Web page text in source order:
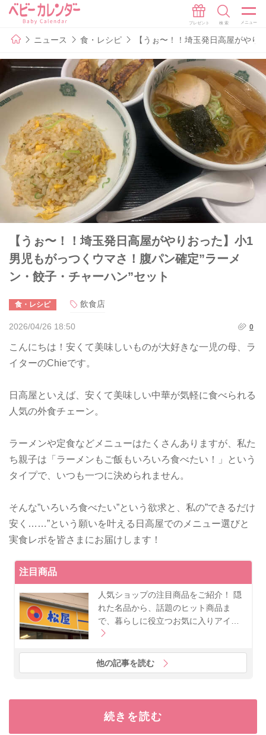
ニュース 食・レシピ 【うぉ〜！！埼玉発日高屋がや
【うぉ〜！！埼玉発日高屋がやりおった】小1
男児もがっつくウマさ！腹パン確定”ラーメ
ン・餃子・チャーハン”セット
食・レシピ 飲食店
2026/04/26 18:50 0
こんにちは！安くて美味しいものが大好きな一児の母、ラ
イターのChieです。
日高屋といえば、安くて美味しい中華が気軽に食べられる
人気の外食チェーン。
ラーメンや定食などメニューはたくさんありますが、私た
ち親子は「ラーメンもご飯もいろいろ食べたい！」という
タイプで、いつも一つに決められません。
そんな”いろいろ食べたい”という欲求と、私の”できるだけ
安く……”という願いを叶える日高屋でのメニュー選びと
実食レポを皆さまにお届けします！
注目商品
人気ショップの注目商品をご紹介！ 隠
れた名品から、話題のヒット商品ま
で、暮らしに役立つお気に入りアイ…
他の記事を読む
続きを読む